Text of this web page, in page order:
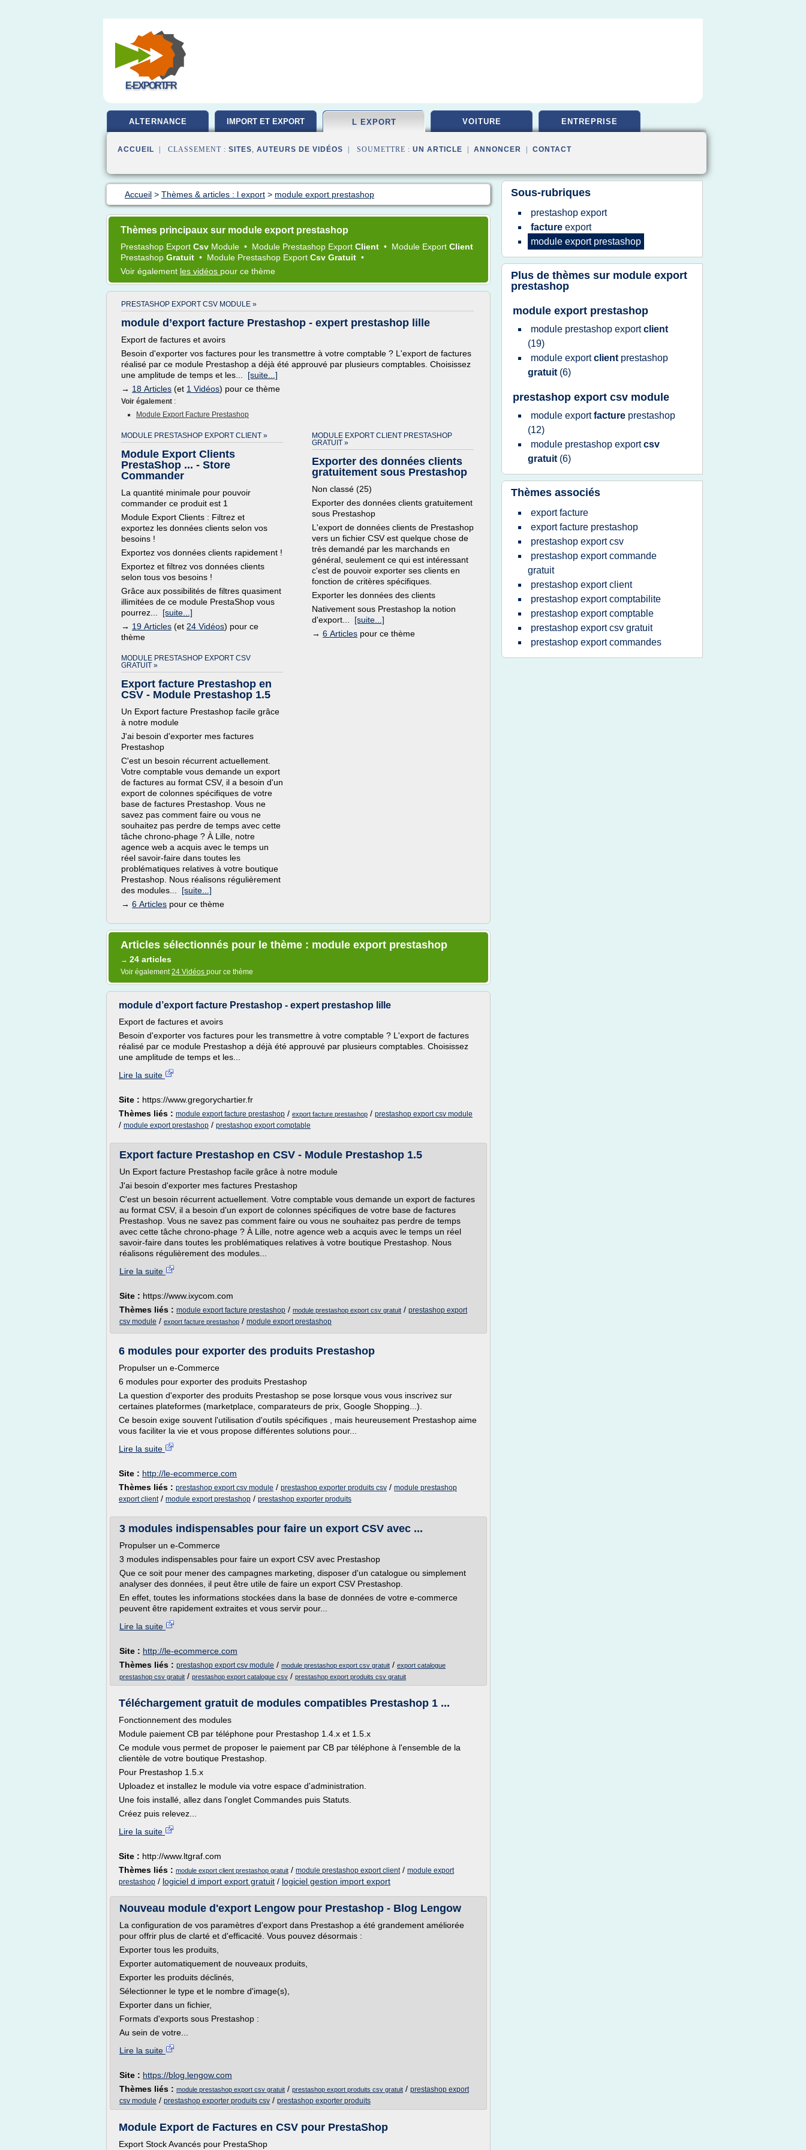
E-EXPORT.FR
ALTERNANCE IMPORT ET EXPORT L EXPORT VOITURE ENTREPRISE
ACCUEIL | CLASSEMENT : SITES, AUTEURS DE VIDÉOS | SOUMETTRE : UN ARTICLE ANNONCER CONTACT
Accueil > Thèmes & articles : l export > module export prestashop
Thèmes principaux sur module export prestashop
Prestashop Export Csv Module • Module Prestashop Export Client • Module Export Client
Prestashop Gratuit • Module Prestashop Export Csv Gratuit •
Voir également les vidéos pour ce thème
PRESTASHOP EXPORT CSV MODULE »
module d’export facture Prestashop - expert prestashop lille
Export de factures et avoirs
Besoin d'exporter vos factures pour les transmettre à votre comptable ? L'export de factures
réalisé par ce module Prestashop a déjà été approuvé par plusieurs comptables. Choisissez
une amplitude de temps et les... [suite...]
→ 18 Articles (et 1 Vidéos) pour ce thème
Voir également :
Module Export Facture Prestashop
MODULE PRESTASHOP EXPORT CLIENT »
Module Export Clients
PrestaShop ... - Store
Commander
La quantité minimale pour pouvoir
commander ce produit est 1
Module Export Clients : Filtrez et
exportez les données clients selon vos
besoins !
Exportez vos données clients rapidement !
Exportez et filtrez vos données clients
selon tous vos besoins !
Grâce aux possibilités de filtres quasiment
illimitées de ce module PrestaShop vous
pourrez... [suite...]
→ 19 Articles (et 24 Vidéos) pour ce
thème
MODULE EXPORT CLIENT PRESTASHOP
GRATUIT »
Exporter des données clients
gratuitement sous Prestashop
Non classé (25)
Exporter des données clients gratuitement
sous Prestashop
L'export de données clients de Prestashop
vers un fichier CSV est quelque chose de
très demandé par les marchands en
général, seulement ce qui est intéressant
c'est de pouvoir exporter ses clients en
fonction de critères spécifiques.
Exporter les données des clients
Nativement sous Prestashop la notion
d'export... [suite...]
→ 6 Articles pour ce thème
MODULE PRESTASHOP EXPORT CSV
GRATUIT »
Export facture Prestashop en
CSV - Module Prestashop 1.5
Un Export facture Prestashop facile grâce
à notre module
J'ai besoin d'exporter mes factures
Prestashop
C'est un besoin récurrent actuellement.
Votre comptable vous demande un export
de factures au format CSV, il a besoin d'un
export de colonnes spécifiques de votre
base de factures Prestashop. Vous ne
savez pas comment faire ou vous ne
souhaitez pas perdre de temps avec cette
tâche chrono-phage ? À Lille, notre
agence web a acquis avec le temps un
réel savoir-faire dans toutes les
problématiques relatives à votre boutique
Prestashop. Nous réalisons régulièrement
des modules... [suite...]
→ 6 Articles pour ce thème
Articles sélectionnés pour le thème : module export prestashop
→ 24 articles
Voir également24 Vidéos pour ce thème
module d’export facture Prestashop - expert prestashop lille
Export de factures et avoirs
Besoin d'exporter vos factures pour les transmettre à votre comptable ? L'export de factures
réalisé par ce module Prestashop a déjà été approuvé par plusieurs comptables. Choisissez
une amplitude de temps et les...
Lire la suite
Site : https://www.gregorychartier.fr
Thèmes liés : module export facture prestashop / export facture prestashop / prestashop export csv module
/ module export prestashop / prestashop export comptable
Export facture Prestashop en CSV - Module Prestashop 1.5
Un Export facture Prestashop facile grâce à notre module
J'ai besoin d'exporter mes factures Prestashop
C'est un besoin récurrent actuellement. Votre comptable vous demande un export de factures
au format CSV, il a besoin d'un export de colonnes spécifiques de votre base de factures
Prestashop. Vous ne savez pas comment faire ou vous ne souhaitez pas perdre de temps
avec cette tâche chrono-phage ? À Lille, notre agence web a acquis avec le temps un réel
savoir-faire dans toutes les problématiques relatives à votre boutique Prestashop. Nous
réalisons régulièrement des modules...
Lire la suite
Site : https://www.ixycom.com
Thèmes liés : module export facture prestashop / module prestashop export csv gratuit / prestashop export
csv module / export facture prestashop / module export prestashop
6 modules pour exporter des produits Prestashop
Propulser un e-Commerce
6 modules pour exporter des produits Prestashop
La question d'exporter des produits Prestashop se pose lorsque vous vous inscrivez sur
certaines plateformes (marketplace, comparateurs de prix, Google Shopping...).
Ce besoin exige souvent l'utilisation d'outils spécifiques , mais heureusement Prestashop aime
vous faciliter la vie et vous propose différentes solutions pour...
Lire la suite
Site : http://le-ecommerce.com
Thèmes liés : prestashop export csv module / prestashop exporter produits csv / module prestashop
export client/ module export prestashop / prestashop exporter produits
3 modules indispensables pour faire un export CSV avec ...
Propulser un e-Commerce
3 modules indispensables pour faire un export CSV avec Prestashop
Que ce soit pour mener des campagnes marketing, disposer d'un catalogue ou simplement
analyser des données, il peut être utile de faire un export CSV Prestashop.
En effet, toutes les informations stockées dans la base de données de votre e-commerce
peuvent être rapidement extraites et vous servir pour...
Lire la suite
Site : http://le-ecommerce.com
Thèmes liés : prestashop export csv module / module prestashop export csv gratuit / export catalogue
prestashop csv gratuit / prestashop export catalogue csv / prestashop export produits csv gratuit
Téléchargement gratuit de modules compatibles Prestashop 1 ...
Fonctionnement des modules
Module paiement CB par téléphone pour Prestashop 1.4.x et 1.5.x
Ce module vous permet de proposer le paiement par CB par téléphone à l'ensemble de la
clientèle de votre boutique Prestashop.
Pour Prestashop 1.5.x
Uploadez et installez le module via votre espace d'administration.
Une fois installé, allez dans l'onglet Commandes puis Statuts.
Créez puis relevez...
Lire la suite
Site : http://www.ltgraf.com
Thèmes liés : module export client prestashop gratuit / module prestashop export client/ module export
prestashop / logiciel d import export gratuit / logiciel gestion import export
Nouveau module d'export Lengow pour Prestashop - Blog Lengow
La configuration de vos paramètres d'export dans Prestashop a été grandement améliorée
pour offrir plus de clarté et d'efficacité. Vous pouvez désormais :
Exporter tous les produits,
Exporter automatiquement de nouveaux produits,
Exporter les produits déclinés,
Sélectionner le type et le nombre d'image(s),
Exporter dans un fichier,
Formats d'exports sous Prestashop :
Au sein de votre...
Lire la suite
Site : https://blog.lengow.com
Thèmes liés : module prestashop export csv gratuit / prestashop export produits csv gratuit / prestashop export
csv module / prestashop exporter produits csv / prestashop exporter produits
Module Export de Factures en CSV pour PrestaShop
Export Stock Avancés pour PrestaShop
Sous-rubriques
prestashop export
facture export
module export prestashop
Plus de thèmes sur module export
prestashop
module export prestashop
module prestashop exportclient
(19)
module exportclient prestashop
gratuit (6)
prestashop export csv module
module exportfacture prestashop
(12)
module prestashop exportcsv
gratuit (6)
Thèmes associés
export facture
export facture prestashop
prestashop export csv
prestashop export commande
gratuit
prestashop export client
prestashop export comptabilite
prestashop export comptable
prestashop export csv gratuit
prestashop export commandes